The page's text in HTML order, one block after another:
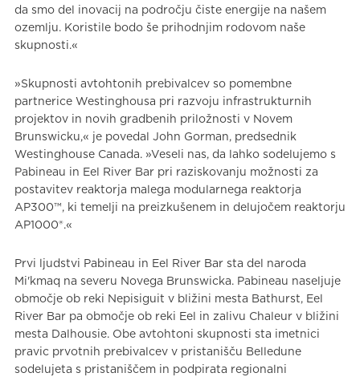
da smo del inovacij na področju čiste energije na našem
ozemlju. Koristile bodo še prihodnjim rodovom naše
skupnosti.«
»Skupnosti avtohtonih prebivalcev so pomembne
partnerice Westinghousa pri razvoju infrastrukturnih
projektov in novih gradbenih priložnosti v Novem
Brunswicku,« je povedal John Gorman, predsednik
Westinghouse Canada. »Veseli nas, da lahko sodelujemo s
Pabineau in Eel River Bar pri raziskovanju možnosti za
postavitev reaktorja malega modularnega reaktorja
AP300™, ki temelji na preizkušenem in delujočem reaktorju
AP1000®.«
Prvi ljudstvi Pabineau in Eel River Bar sta del naroda
Mi'kmaq na severu Novega Brunswicka. Pabineau naseljuje
območje ob reki Nepisiguit v bližini mesta Bathurst, Eel
River Bar pa območje ob reki Eel in zalivu Chaleur v bližini
mesta Dalhousie. Obe avtohtoni skupnosti sta imetnici
pravic prvotnih prebivalcev v pristanišču Belledune
sodelujeta s pristaniščem in podpirata regionalni